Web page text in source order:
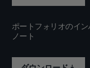
ポートフォリオのイ
ノート